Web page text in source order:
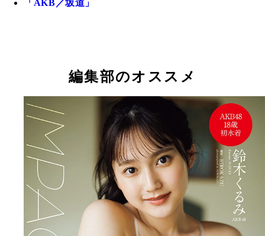
「AKB／坂道」
編集部のオススメ